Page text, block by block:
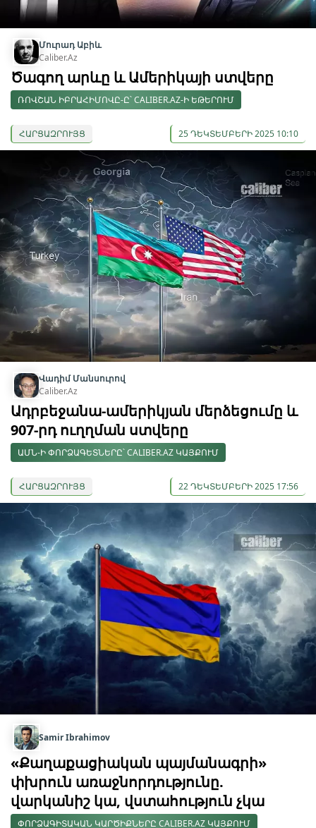
Մուրադ Աբիև
Caliber.Az
Ծագող արևը և Ամերիկայի ստվերը
ՌՈՎՇԱՆ ԻԲՐԱՀԻՄՈՎԸ-Ը՝ CALIBER.AZ-Ի ԵԹԵՐՈՒՄ
ՀԱՐՑԱԶՐՈՒՅՑ 25 ԴԵԿՏԵՄԲԵՐԻ 2025 10:10
Վադիմ Մանսուրով
Caliber.Az
Ադրբեջանա-ամերիկյան մերձեցումը և
907-րդ ուղղման ստվերը
ԱՄՆ-Ի ՓՈՐՁԱԳԵՏՆԵՐԸ՝ CALIBER.AZ ԿԱՅՔՈՒՄ
ՀԱՐՑԱԶՐՈՒՅՑ 22 ԴԵԿՏԵՄԲԵՐԻ 2025 17:56
Samir Ibrahimov
«Քաղաքացիական պայմանագրի»
փխրուն առաջնորդությունը.
վարկանիշ կա, վստահություն չկա
ՓՈՐՁԱԳԻՏԱԿԱՆ ԿԱՐԾԻՔՆԵՐԸ CALIBER.AZ ԿԱՅՔՈՒՄ